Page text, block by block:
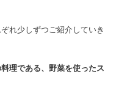
れ少しずつご紹介していき
理である、野菜を使ったス